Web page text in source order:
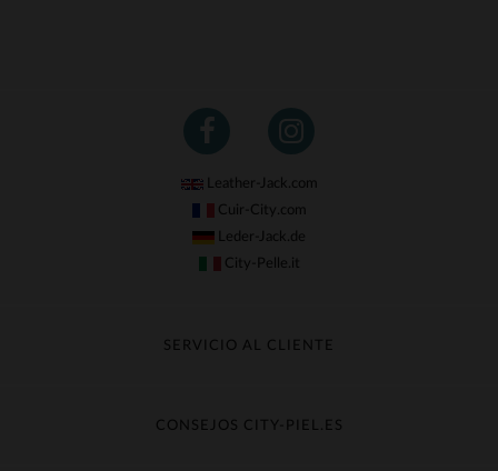
Leather-Jack.com
Cuir-City.com
Leder-Jack.de
City-Pelle.it
SERVICIO AL CLIENTE
Cambio & Reembolso
CONSEJOS CITY-PIEL.ES